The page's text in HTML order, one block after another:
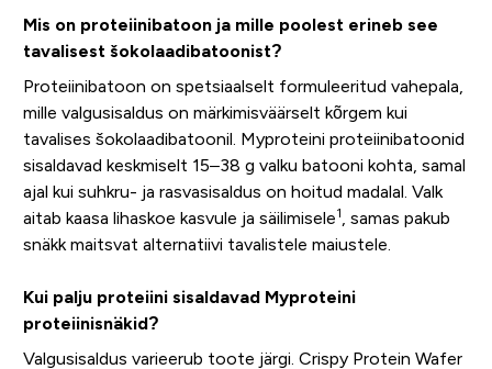
Mis on proteiinibatoon ja mille poolest erineb see
tavalisest šokolaadibatoonist?
Proteiinibatoon on spetsiaalselt formuleeritud vahepala,
mille valgusisaldus on märkimisväärselt kõrgem kui
tavalises šokolaadibatoonil. Myproteini proteiinibatoonid
sisaldavad keskmiselt 15–38 g valku batooni kohta, samal
ajal kui suhkru- ja rasvasisaldus on hoitud madalal. Valk
aitab kaasa lihaskoe kasvule ja säilimisele1
, samas pakub
snäkk maitsvat alternatiivi tavalistele maiustele.
Kui palju proteiini sisaldavad Myproteini
proteiinisnäkid?
Valgusisaldus varieerub toote järgi. Crispy Protein Wafer